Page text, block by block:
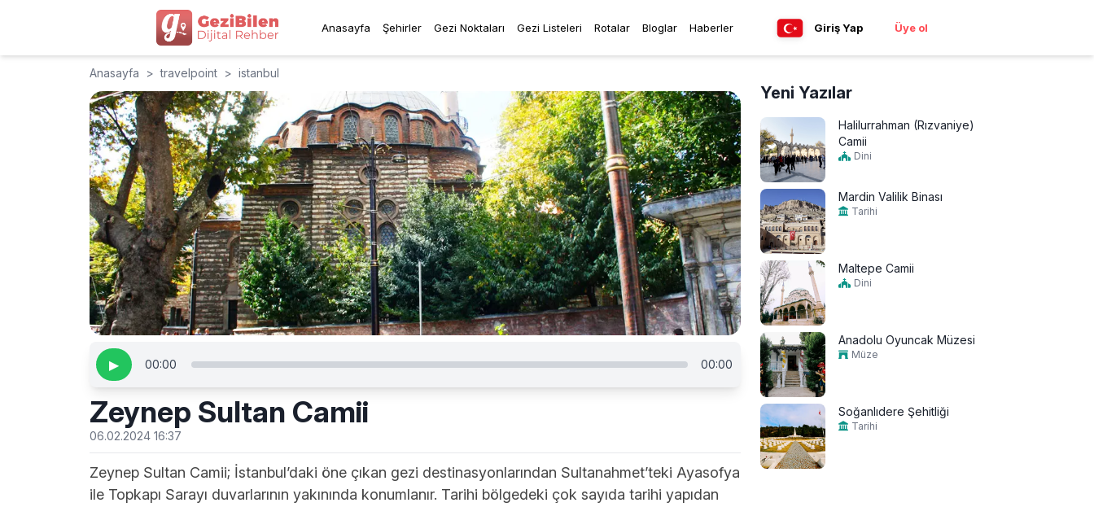
Anasayfa Şehirler Gezi Noktaları Gezi Listeleri Rotalar Bloglar Haberler Giriş Yap Üye ol
Anasayfa > travelpoint > istanbul
▶ 00:00 00:00
Zeynep Sultan Camii
06.02.2024 16:37
Zeynep Sultan Camii; İstanbul’daki öne çıkan gezi destinasyonlarından Sultanahmet’teki Ayasofya
ile Topkapı Sarayı duvarlarının yakınında konumlanır. Tarihi bölgedeki çok sayıda tarihi yapıdan
Yeni Yazılar
Halilurrahman (Rızvaniye)
Camii
Dini
Mardin Valilik Binası
Tarihi
Maltepe Camii
Dini
Anadolu Oyuncak Müzesi
Müze
Soğanlıdere Şehitliği
Tarihi